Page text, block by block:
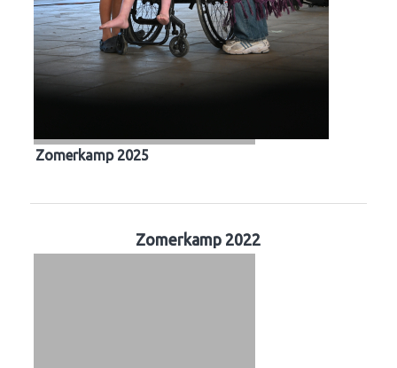
Zomerkamp 2025
Zomerkamp 2022